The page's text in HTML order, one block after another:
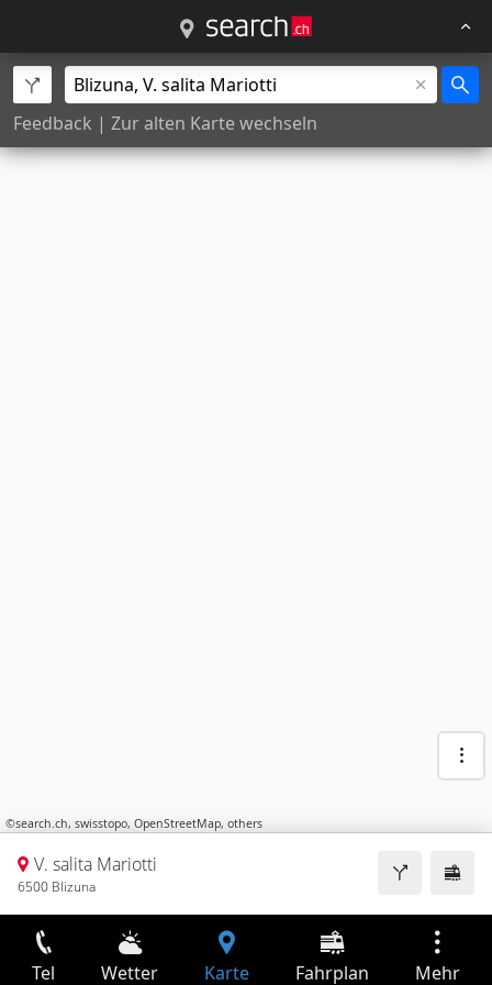
Feedback | Zur alten Karte wechseln
©search.ch, swisstopo, OpenStreetMap, others
V. salita Mariotti
6500 Blizuna
Tel Wetter Karte Fahrplan Mehr